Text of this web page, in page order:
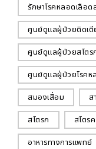
รักษาโรคหลอดเลือด
ศูนย์ดูแลผู้ป่วยติดเตี
ศูนย์ดูแลผู้ป่วยสโตร
ศูนย์ดูแลผู้ป่วยโรคห
สมองเสื่อม
ส
สโตรก
สโตรค
อาหารทางการแพทย์